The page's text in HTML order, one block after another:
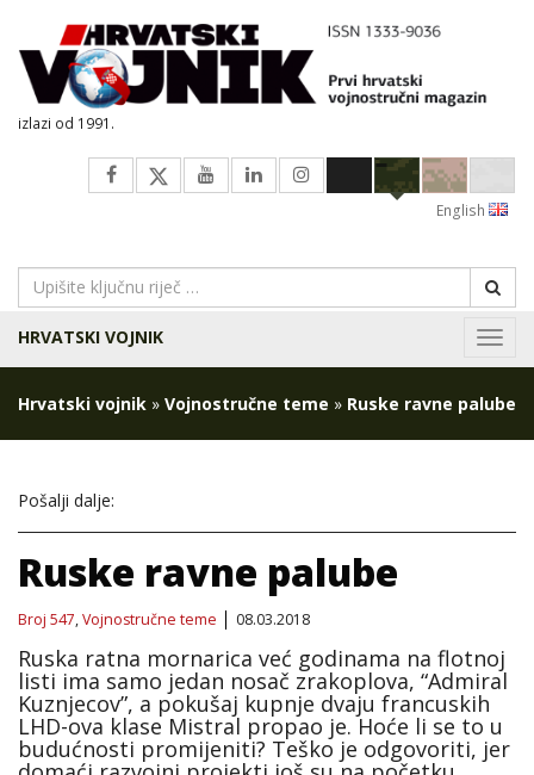
izlazi od 1991.
English
HRVATSKI VOJNIK
Hrvatski vojnik » Vojnostručne teme » Ruske ravne palube
Pošalji dalje:
Ruske ravne palube
Broj 547,Vojnostručne teme 08.03.2018
Ruska ratna mornarica već godinama na flotnoj
listi ima samo jedan nosač zrakoplova, “Admiral
Kuznjecov”, a pokušaj kupnje dvaju francuskih
LHD-ova klase Mistral propao je. Hoće li se to u
budućnosti promijeniti? Teško je odgovoriti, jer